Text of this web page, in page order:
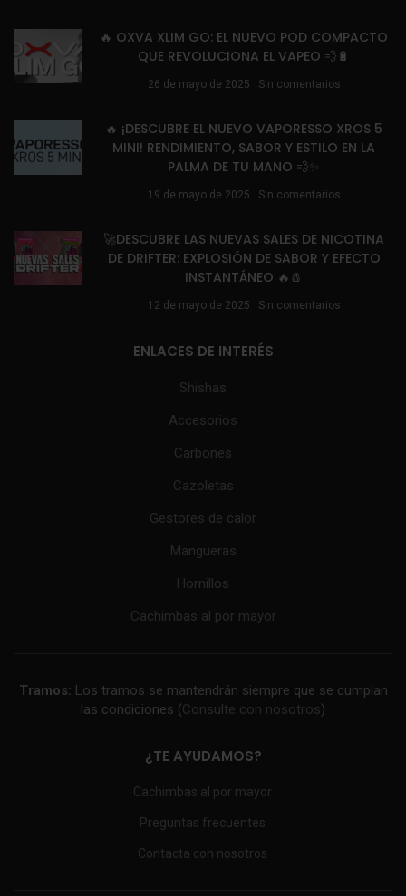
🔥 OXVA XLIM GO: EL NUEVO POD COMPACTO
QUE REVOLUCIONA EL VAPEO 💨🔋
26 de mayo de 2025 Sin comentarios
🔥 ¡DESCUBRE EL NUEVO VAPORESSO XROS 5
MINI! RENDIMIENTO, SABOR Y ESTILO EN LA
PALMA DE TU MANO 💨✨
19 de mayo de 2025 Sin comentarios
🚀DESCUBRE LAS NUEVAS SALES DE NICOTINA
DE DRIFTER: EXPLOSIÓN DE SABOR Y EFECTO
INSTANTÁNEO 🔥🧂
12 de mayo de 2025 Sin comentarios
ENLACES DE INTERÉS
Shishas
Accesorios
Carbones
Cazoletas
Gestores de calor
Mangueras
Hornillos
Cachimbas al por mayor
Tramos: Los tramos se mantendrán siempre que se cumplan
las condiciones (Consulte con nosotros)
¿TE AYUDAMOS?
Cachimbas al por mayor
Preguntas frecuentes
Contacta con nosotros